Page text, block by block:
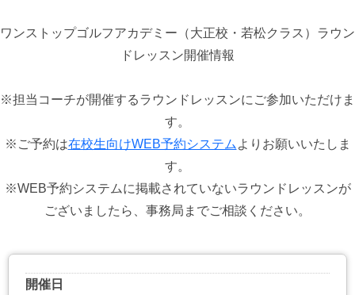
ワンストップゴルフアカデミー（大正校・若松クラス）ラウン
ドレッスン開催情報
※担当コーチが開催するラウンドレッスンにご参加いただけま
す。
※ご予約は在校生向けWEB予約システム よりお願いいたしま
す。
※WEB予約システムに掲載されていないラウンドレッスンが
ございましたら、事務局までご相談ください。
開催日